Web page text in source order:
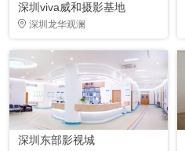
深圳viva威和摄影基地
深圳龙华观澜
深圳东部影视城